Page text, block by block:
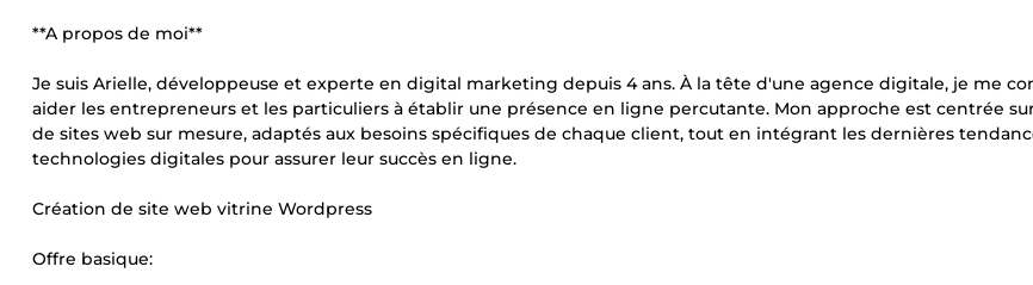
**A propos de moi**
Je suis Arielle, développeuse et experte en digital marketing depuis 4 ans. À la tête d'une agence digitale, je me
aider les entrepreneurs et les particuliers à établir une présence en ligne percutante. Mon approche est centrée
de sites web sur mesure, adaptés aux besoins spécifiques de chaque client, tout en intégrant les dernières
technologies digitales pour assurer leur succès en ligne.
Création de site web vitrine Wordpress
Offre basique: